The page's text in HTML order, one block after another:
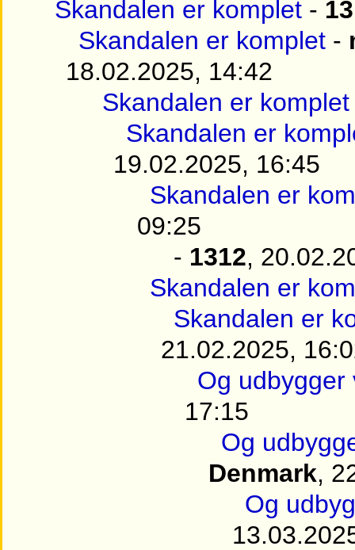
Skandalen er komplet -
Skandalen er komplet -
18.02.2025, 14:42
Skandalen er komplet
Skandalen er
19.02.2025, 16:45
Skandalen er
09:25
- 1312,
Skandalen er
Skandalen er
21.02.2025,
Og udbygger
17:15
Og
Denmark,
Og